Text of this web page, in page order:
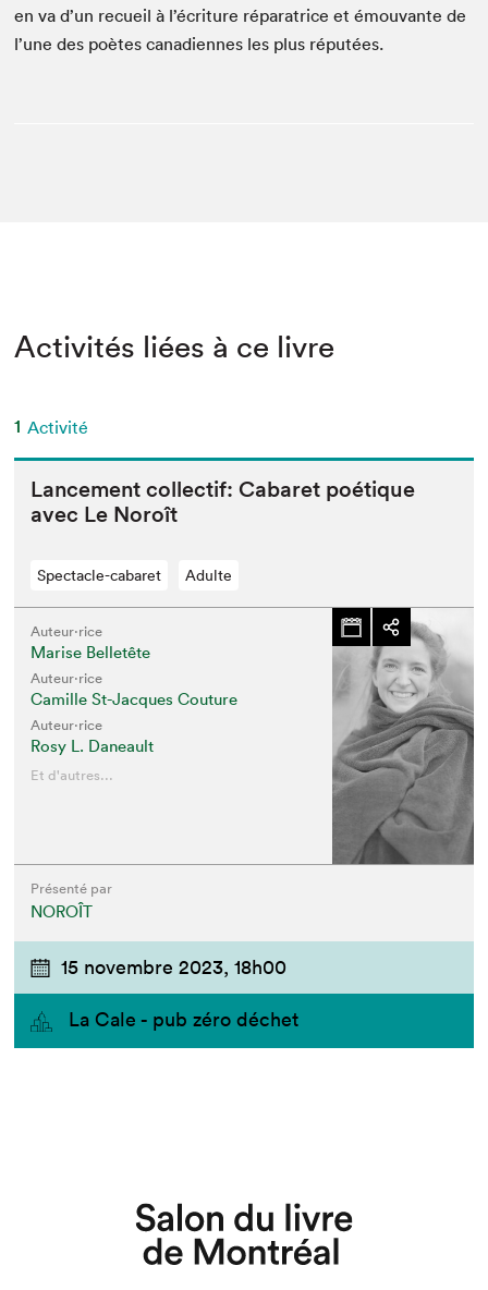
en va d’un recueil à l’écriture répara­trice et émou­vante de
l’une des poètes cana­di­ennes les plus réputées.
Activités liées à ce livre
1 Activité
Lance­ment col­lec­tif: Cabaret poé­tique
avec Le Noroît
Spectacle-cabaret Adulte
Auteur·rice
Marise Belletête
Auteur·rice
Camille St-Jacques Couture
Auteur·rice
Rosy L. Daneault
Et d'autres...
Présenté par
NOROÎT
15 novembre 2023, 18h00
La Cale - pub zéro déchet